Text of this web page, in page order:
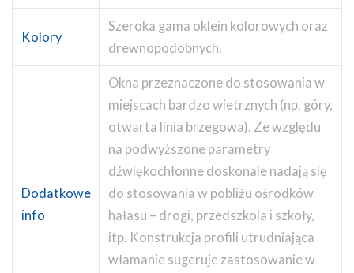
Kolory
Szeroka gama oklein kolorowych oraz
drewnopodobnych.
Dodatkowe
info
Okna przeznaczone do stosowania w
miejscach bardzo wietrznych (np. góry,
otwarta linia brzegowa). Ze względu
na podwyższone parametry
dźwiękochłonne doskonale nadają się
do stosowania w pobliżu ośrodków
hałasu – drogi, przedszkola i szkoły,
itp. Konstrukcja profili utrudniająca
włamanie sugeruje zastosowanie w